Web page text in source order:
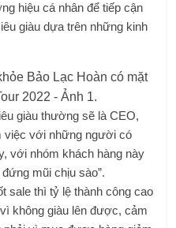
hiệu cá nhân để tiếp cận
giàu dựa trên những kinh
giàu thường sẽ là CEO,
việc với những người có
với nhóm khách hàng này
mũi chịu sào”.
sale thì tỷ lệ thành công cao
không giàu lên được, cảm